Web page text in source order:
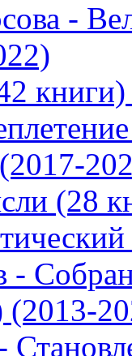
-
(28
(2013-